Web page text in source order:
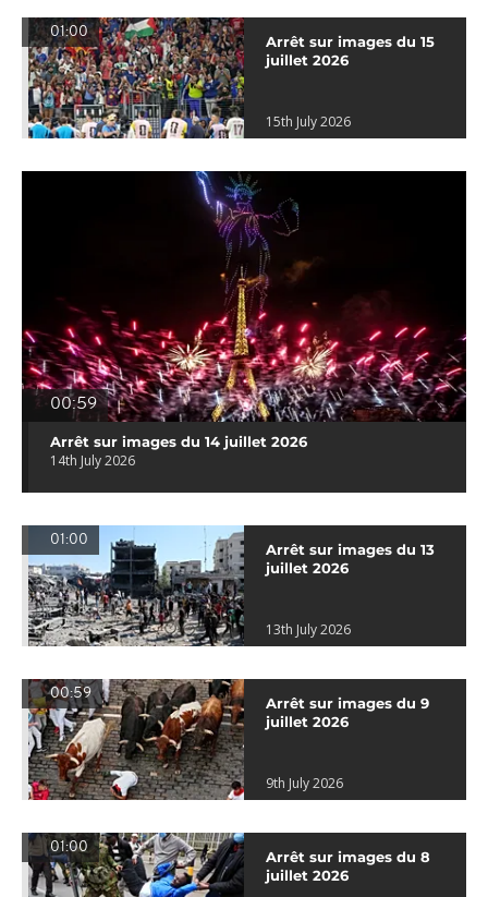
01:00
Arrêt sur images du 15
juillet 2026
15th July 2026
00:59
Arrêt sur images du 14 juillet 2026
14th July 2026
01:00
Arrêt sur images du 13
juillet 2026
13th July 2026
00:59
Arrêt sur images du 9
juillet 2026
9th July 2026
01:00
Arrêt sur images du 8
juillet 2026